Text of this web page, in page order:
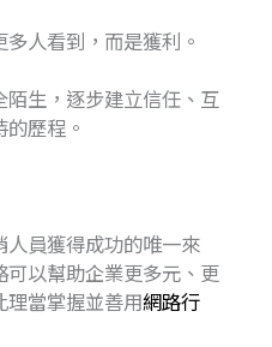
人看到，而是獲利。
生，逐步建立信任、互
歷程。
員獲得成功的唯一來
以幫助企業更多元、更
理當掌握並善用網路行